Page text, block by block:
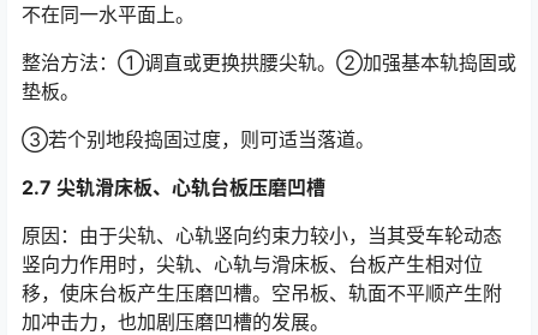
不在同一水平面上。
整治方法：①调直或更换拱腰尖轨。②加强基本轨捣固或
垫板。
③若个别地段捣固过度，则可适当落道。
2.7 尖轨滑床板、心轨台板压磨凹槽
原因：由于尖轨、心轨竖向约束力较小，当其受车轮动态
竖向力作用时，尖轨、心轨与滑床板、台板产生相对位
移，使床台板产生压磨凹槽。空吊板、轨面不平顺产生附
加冲击力，也加剧压磨凹槽的发展。󠅅󠅃󠄵󠅂󠄪󠇖󠆨󠆨󠇕󠆞󠆒󠅬󠇘󠆭󠆘󠇙󠆝󠅵󠇗󠆭󠆁󠄐󠇗󠅹󠅸󠇖󠆍󠅳󠇖󠅹󠅰󠇖󠆌󠅹